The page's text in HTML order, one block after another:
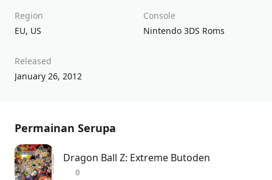
Region
EU, US
Console
Nintendo 3DS Roms
Released
January 26, 2012
Permainan Serupa
Dragon Ball Z: Extreme Butoden
0